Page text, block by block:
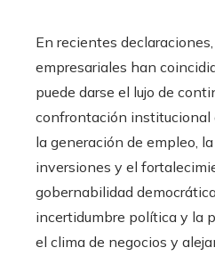
En recientes
empresariales han
puede darse el lujo de
confrontación institucional
la generación de empleo,
inversiones y el
gobernabilidad
incertidumbre política y la
el clima de negocios y